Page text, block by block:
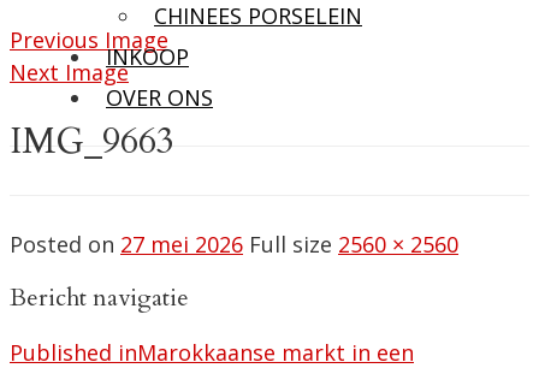
CHINEES PORSELEIN
INKOOP
OVER ONS
Previous Image
Next Image
IMG_9663
Posted on 27 mei 2026 Full size 2560 × 2560
Bericht navigatie
Published inMarokkaanse markt in een